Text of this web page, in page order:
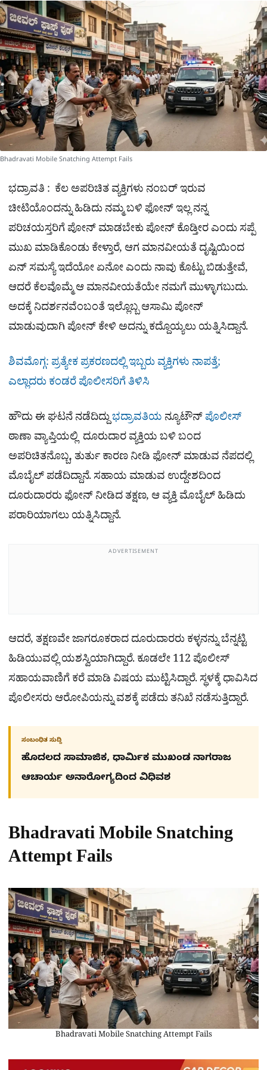
p
p
o a
m
r
e
Bhadravati Mobile Snatching Attempt Fails
ಭದ್ರಾವತಿ : ಕೆಲ ಅಪರಿಚಿತ ವ್ಯಕ್ತಿಗಳು ನಂಬರ್​​ ಇರುವ
ಚೀಟಿಯೊಂದನ್ನು ಹಿಡಿದು ನಮ್ಮ ಬಳಿ ಫೋನ್​ ಇಲ್ಲ ನನ್ನ
ಪರಿಚಯಸ್ತರಿಗೆ ಪೋನ್​ ಮಾಡಬೇಕು ಪೋನ್ ಕೊಡ್ತೀರ ಎಂದು ಸಪ್ಪೆ
ಮುಖ ಮಾಡಿಕೊಂಡು ಕೇಳ್ತಾರೆ, ಆಗ ಮಾನವೀಯತೆ ದೃಷ್ಟಿಯಿಂದ
ಏನ್​​ ಸಮಸ್ಯೆ ಇದೆಯೋ ಏನೋ ಎಂದು ನಾವು ಕೊಟ್ಟು ಬಿಡುತ್ತೇವೆ,
ಆದರೆ ಕೆಲವೊಮ್ಮೆ ಆ ಮಾನವೀಯತೆಯೇ ನಮಗೆ ಮುಳ್ಳಾಗಬುದು.
ಅದಕ್ಕೆ ನಿದರ್ಶನವೆಂಬಂತೆ ಇಲ್ಲೊಬ್ಬ ಆಸಾಮಿ ಪೋನ್​
ಮಾಡುವುದಾಗಿ ಪೋನ್​ ಕೇಳಿ ಅದನ್ನು ಕದ್ದೊಯ್ಯಲು ಯತ್ನಿಸಿದ್ದಾನೆ.
ಶಿವಮೊಗ್ಗ: ಪ್ರತ್ಯೇಕ ಪ್ರಕರಣದಲ್ಲಿ ಇಬ್ಬರು ವ್ಯಕ್ತಿಗಳು ನಾಪತ್ತೆ;
ಎಲ್ಲಾದರು ಕಂಡರೆ ಪೊಲೀಸರಿಗೆ ತಿಳಿಸಿ
ಹೌದು ಈ ಘಟನೆ ನಡೆದಿದ್ದುಭದ್ರಾವತಿಯ ನ್ಯೂಟೌನ್​ಪೊಲೀಸ್
ಠಾಣಾ ವ್ಯಾಪ್ತಿಯಲ್ಲಿ ದೂರುದಾರ ವ್ಯಕ್ತಿಯ ಬಳಿ ಬಂದ
ಅಪರಿಚಿತನೊಬ್ಬ, ತುರ್ತು ಕಾರಣ ನೀಡಿ ಫೋನ್ ಮಾಡುವ ನೆಪದಲ್ಲಿ
ಮೊಬೈಲ್ ಪಡೆದಿದ್ದಾನೆ. ಸಹಾಯ ಮಾಡುವ ಉದ್ದೇಶದಿಂದ
ದೂರುದಾರರು ಫೋನ್ ನೀಡಿದ ತಕ್ಷಣ, ಆ ವ್ಯಕ್ತಿ ಮೊಬೈಲ್ ಹಿಡಿದು
ಪರಾರಿಯಾಗಲು ಯತ್ನಿಸಿದ್ದಾನೆ.
ADVERTISEMENT
ಆದರೆ, ತಕ್ಷಣವೇ ಜಾಗರೂಕರಾದ ದೂರುದಾರರು ಕಳ್ಳನನ್ನು ಬೆನ್ನಟ್ಟಿ
ಹಿಡಿಯುವಲ್ಲಿ ಯಶಸ್ವಿಯಾಗಿದ್ದಾರೆ. ಕೂಡಲೇ 112 ಪೊಲೀಸ್
ಸಹಾಯವಾಣಿಗೆ ಕರೆ ಮಾಡಿ ವಿಷಯ ಮುಟ್ಟಿಸಿದ್ದಾರೆ. ಸ್ಥಳಕ್ಕೆ ಧಾವಿಸಿದ
ಪೊಲೀಸರು ಆರೋಪಿಯನ್ನು ವಶಕ್ಕೆ ಪಡೆದು ತನಿಖೆ ನಡೆಸುತ್ತಿದ್ದಾರೆ.
ಸಂಬಂಧಿತ ಸುದ್ದಿ
ಹೊದಲದ ಸಾಮಾಜಿಕ, ಧಾರ್ಮಿಕ ಮುಖಂಡ ನಾಗರಾಜ
ಆಚಾರ್ಯ ಅನಾರೋಗ್ಯದಿಂದ ವಿಧಿವಶ
Bhadravati Mobile Snatching
Attempt Fails
Bhadravati Mobile Snatching Attempt Fails